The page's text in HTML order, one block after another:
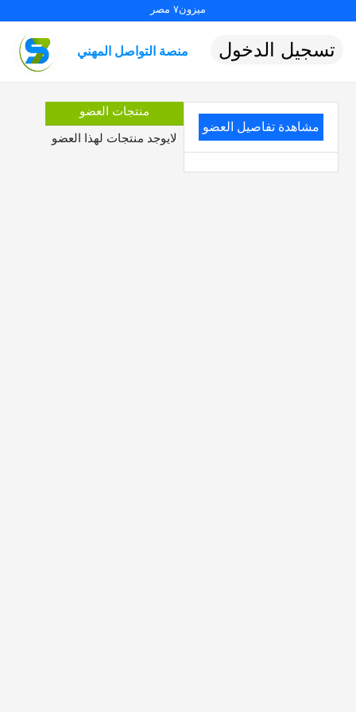
ميزون٧ مصر
منصة التواصل المهني تسجيل الدخول
مشاهدة تفاصيل العضو
منتجات العضو
لايوجد منتجات لهذا العضو